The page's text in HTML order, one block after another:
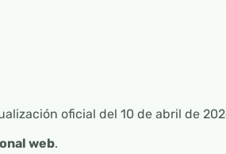
oficial del 10 de abril de
web.